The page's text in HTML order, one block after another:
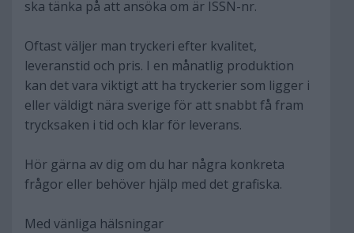
ska tänka på att ansöka om är ISSN-nr.
Oftast väljer man tryckeri efter kvalitet,
leveranstid och pris. I en månatlig produktion
kan det vara viktigt att ha tryckerier som ligger i
eller väldigt nära sverige för att snabbt få fram
trycksaken i tid och klar för leverans.
Hör gärna av dig om du har några konkreta
frågor eller behöver hjälp med det grafiska.
Med vänliga hälsningar